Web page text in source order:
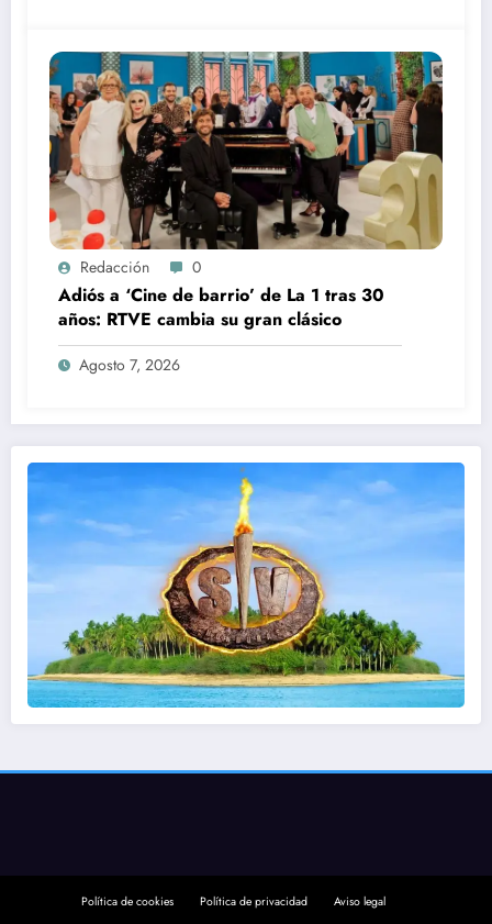
Redacción 0
Adiós a ‘Cine de barrio’ de La 1 tras 30
años: RTVE cambia su gran clásico
Agosto 7, 2026
Política de cookies Política de privacidad Aviso legal